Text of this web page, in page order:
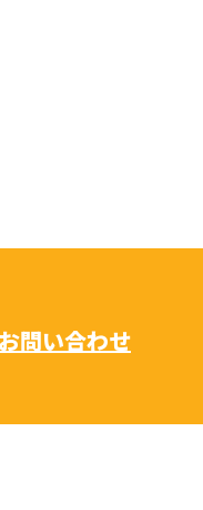
問い合わせ